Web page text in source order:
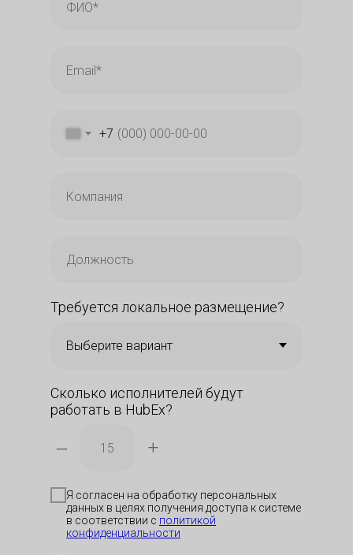
+7
Требуется локальное размещение?
Сколько исполнителей будут
работать в HubEx?
– +
Я согласен на обработку персональных
данных в целях получения доступа к системе
в соответствии с политикой
конфиденциальности